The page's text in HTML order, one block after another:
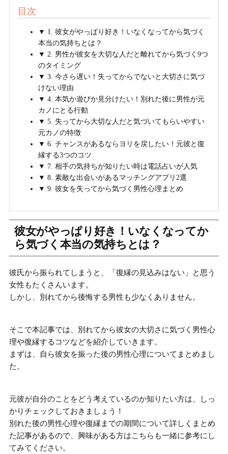
目次
▼ 1. 彼女がやっぱり好き！いなくなってから気づく
本当の気持ちとは？
▼ 2. 男性が彼女を大切な人だと離れてから気づく9つ
のタイミング
▼ 3. 今さら遅い！失ってからでないと大切さに気づ
けない理由
▼ 4. 本気か遊びか見分けたい！別れた後に男性が元
カノにとる行動
▼ 5. 失ってから大切な人だと気づいてもらいやすい
元カノの特徴
▼ 6. チャンスがあるならヨリを戻したい！元彼と復
縁する3つのコツ
▼ 7. 相手の気持ちが知りたい時は電話占いが人気
▼ 8. 素敵な出会いがあるマッチングアプリ2選
▼ 9. 彼女を失ってから気づく男性心理まとめ
彼女がやっぱり好き！いなくなってか
ら気づく本当の気持ちとは？
彼氏から振られてしまうと、「復縁の見込みはない」と思う
女性もたくさんいます。
しかし、別れてから後悔する男性も少なくありません。
そこで本記事では、別れてから彼女の大切さに気づく男性心
理や復縁するコツなどを紹介していきます。
まずは、
自ら彼女を振った後の男性心理についてまとめまし
た。
元彼が自分のことをどう考えているのか知りたい方は、しっ
かりチェックしておきましょう！
別れた後の男性心理や復縁までの期間について詳しくまとめ
た記事があるので、興味がある方はこちらも一緒に参考にし
てみてください。